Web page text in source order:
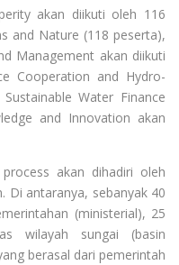
akan diikuti oleh 116
and Nature (118 peserta),
Management akan diikuti
Cooperation and Hydro-
Water Finance
and Innovation akan
akan dihadiri oleh
Di antaranya, sebanyak 40
(ministerial), 25
wilayah sungai (basin
berasal dari pemerintah